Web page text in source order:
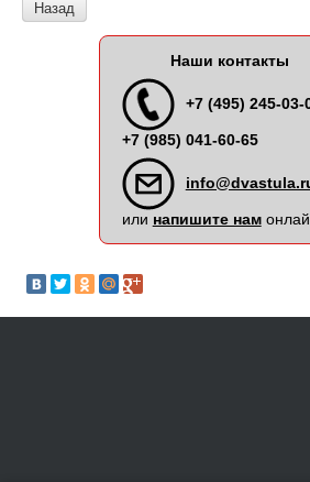
Назад
Наши контакты
+7 (495) 245-03-
+7 (985) 041-60-65
или напишите нам